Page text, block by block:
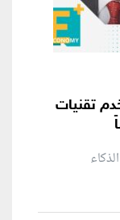
تقنيات